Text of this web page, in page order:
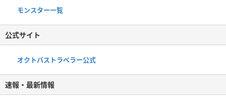
モンスター一覧
公式サイト
オクトパストラベラー公式
速報・最新情報